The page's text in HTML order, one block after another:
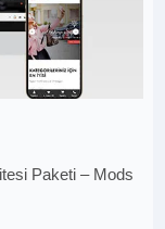
Paketi – Mods